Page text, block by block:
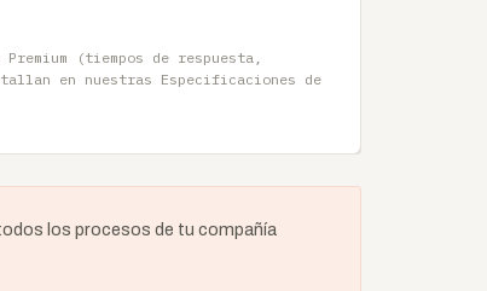
(tiempos de respuesta,
en nuestras Especificaciones de
los procesos de tu compañía